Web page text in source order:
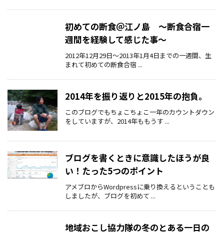
初めての断食＠江ノ島 ～断食合宿一
週間を経験して感じた事～
2012年12月29日～2013年1月4日までの一週間、生
まれて初めての断食合宿 ...
2014年を振り返りと2015年の抱負。
このブログでもちょこちょこ一年のカウントダウン
をしていますが、2014年ももうす ...
ブログを書くときに意識したほうが良
い！たった5つのポイント
アメブロからWordpressに乗り換えるということも
しましたが、ブログを初めて ...
地域おこし協力隊の冬のとある一日の